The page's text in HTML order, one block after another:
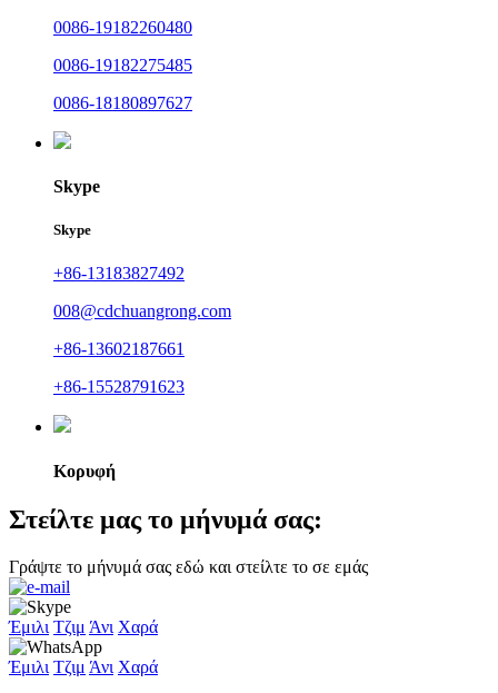
0086-19182260480
0086-19182275485
0086-18180897627
Skype
Skype
+86-13183827492
008@cdchuangrong.com
+86-13602187661
+86-15528791623
Κορυφή
Στείλτε μας το μήνυμά σας:
Γράψτε το μήνυμά σας εδώ και στείλτε το σε εμάς
Έμιλι Τζιμ Άνι Χαρά
Έμιλι Τζιμ Άνι Χαρά